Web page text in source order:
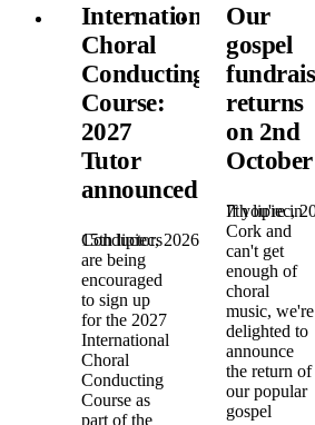
International
Choral
Conducting
Course:
2027
Tutor
announced!
15th lipiec, 2026
Conductors
are being
encouraged
to sign up
for the 2027
International
Choral
Conducting
Course as
part of the
Our
gospel
returns
on 2nd
October
7th lipiec,
If you're in
Cork and
can't get
enough of
choral
music, we're
delighted to
announce
the return of
our popular
gospel